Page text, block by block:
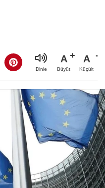
Dinle
A
Büyüt
A
Küçült